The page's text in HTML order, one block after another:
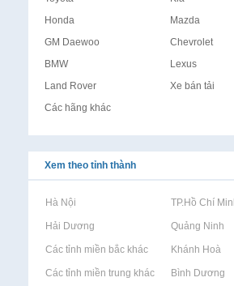
Honda
Mazda
GM Daewoo
Chevrolet
BMW
Lexus
Land Rover
Xe bán tải
Các hãng khác
Xem theo tỉnh thành
Rao vặt tại Hà Nội Rao vặt tại TP.Hồ Chí
Rao vặt tại Hải Dương Rao vặt tại Quảng Ninh
Rao vặt tại Các tỉnh miền bắc khácRao vặt tại Khánh Hoà
Rao vặt tại Các tỉnh miền trung khácRao vặt tại Bình Dương